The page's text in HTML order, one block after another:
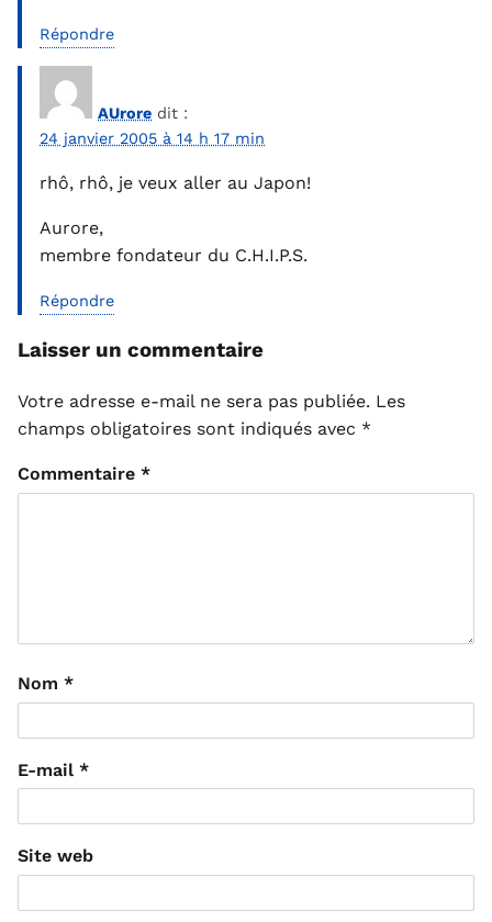
Répondre
AUrore dit :
24 janvier 2005 à 14 h 17 min
rhô, rhô, je veux aller au Japon!
Aurore,
membre fondateur du C.H.I.P.S.
Répondre
Laisser un commentaire
Votre adresse e-mail ne sera pas publiée. Les
champs obligatoires sont indiqués avec *
Commentaire *
Nom *
E-mail *
Site web